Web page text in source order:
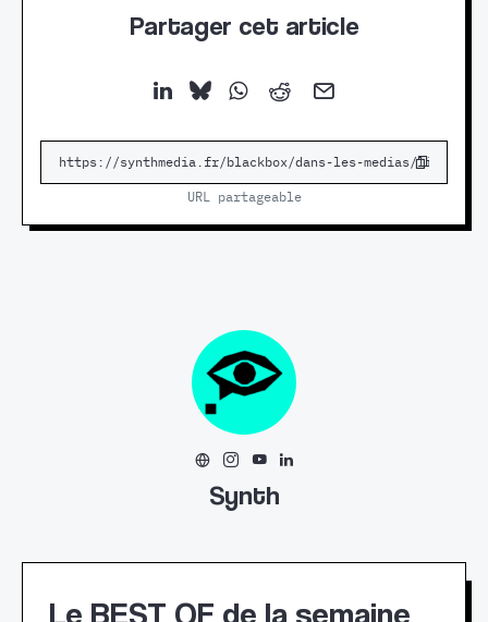
Partager cet article
URL partageable
Synth
Le BEST OF de la semaine